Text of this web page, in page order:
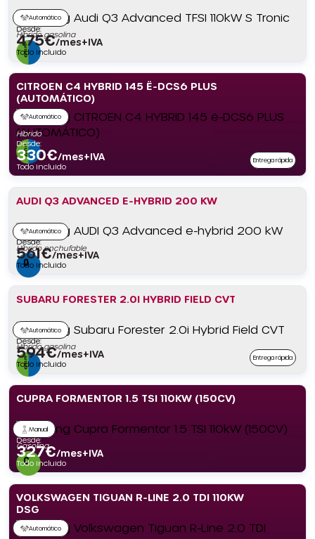
Automático
Híbrido gasolina
Desde:
475€/mes+IVA
Todo incluido
CITROEN C4 HYBRID 145 Ë-DCS6 PLUS
(AUTOMÁTICO)
Automático
Híbrido
Desde:
330€/mes+IVA
Todo incluido
Entrega rápida
AUDI Q3 ADVANCED E-HYBRID 200 KW
Automático
Híbrido enchufable
Desde:
561€/mes+IVA
Todo incluido
SUBARU FORESTER 2.0I HYBRID FIELD CVT
Automático
Híbrido gasolina
Desde:
594€/mes+IVA
Todo incluido
Entrega rápida
CUPRA FORMENTOR 1.5 TSI 110KW (150CV)
Manual
Gasolina
Desde:
327€/mes+IVA
Todo incluido
VOLKSWAGEN TIGUAN R-LINE 2.0 TDI 110KW
DSG
Automático